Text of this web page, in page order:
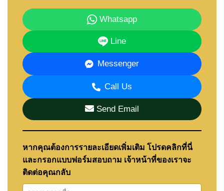
Whatsapp
Line
Messenger
Call Us
Send Email
หากคุณต้องการรายละเอียดเพิ่มเติม โปรดคลิกที่นี่
และกรอกแบบฟอร์มสอบถาม เจ้าหน้าที่ของเราจะ
ติดต่อคุณกลับ